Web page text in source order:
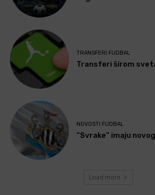
TRANSFERI FUDBAL
Transferi širom
NOVOSTI FUDBAL
“Svrake” imaju
Load more